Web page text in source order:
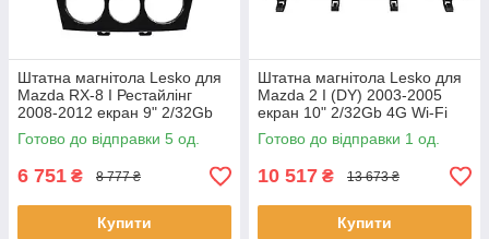
Штатна магнітола Lesko для
Mazda RX-8 I Рестайлінг
2008-2012 екран 9" 2/32Gb
Wi-Fi GPS Base 5 шт.
Готово до відправки 5 од.
6 751 ₴ 8 777 ₴
Купити
Штатна магнітола Lesko для
Mazda 2 I (DY) 2003-2005
екран 10" 2/32Gb 4G Wi-Fi
GPS Top 1 шт.
Готово до відправки 1 од.
10 517 ₴ 13 673 ₴
Купити